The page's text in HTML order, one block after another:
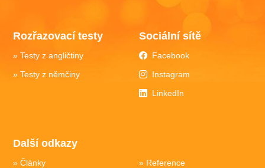
Rozřazovací testy
Testy z angličtiny
Testy z němčiny
Sociální sítě
Facebook
Instagram
LinkedIn
Další odkazy
Články Reference